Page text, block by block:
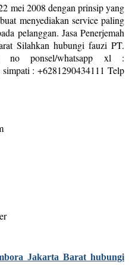
mei 2008 dengan prinsip yang
menyediakan service paling
pelanggan. Jasa Penerjemah
Silahkan hubungi fauzi PT.
ponsel/whatsapp xl :
: +6281290434111 Telp